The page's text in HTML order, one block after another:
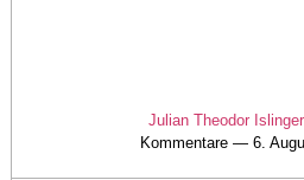
Julian Theodor Islinger
Kommentare — 6.